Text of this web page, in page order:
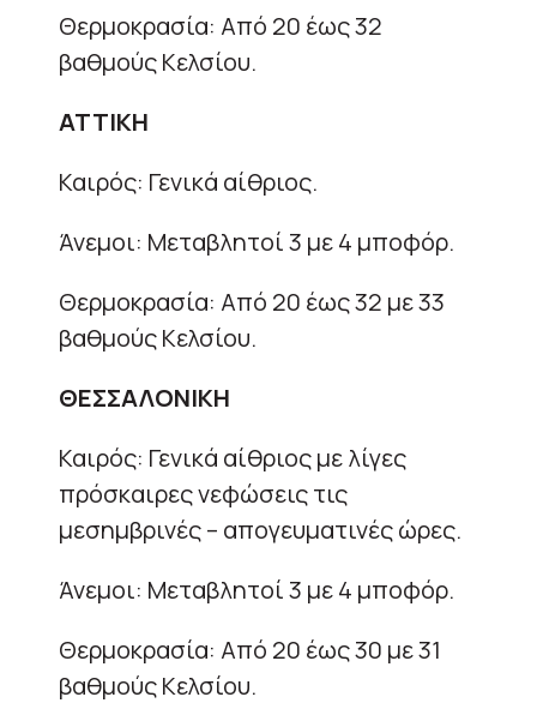
Θερμοκρασία: Από 20 έως 32
βαθμούς Κελσίου.
ΑΤΤΙΚΗ
Καιρός: Γενικά αίθριος.
Άνεμοι: Μεταβλητοί 3 με 4 μποφόρ.
Θερμοκρασία: Από 20 έως 32 με 33
βαθμούς Κελσίου.
ΘΕΣΣΑΛΟΝΙΚΗ
Καιρός: Γενικά αίθριος με λίγες
πρόσκαιρες νεφώσεις τις
μεσημβρινές – απογευματινές ώρες.
Άνεμοι: Μεταβλητοί 3 με 4 μποφόρ.
Θερμοκρασία: Από 20 έως 30 με 31
βαθμούς Κελσίου.